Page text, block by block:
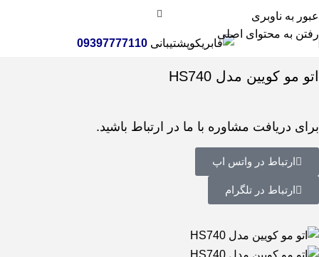
عبور به ناوبری
رفتن به محتوای اصلی
پشتیبانی09397777110
خانه لوازم شخصی برقی
اتو مو کویین مدل HS740
برای دریافت مشاوره با ما در ارتباط باشید.
ارتباط در واتس اپ
ارتباط در تلگرام